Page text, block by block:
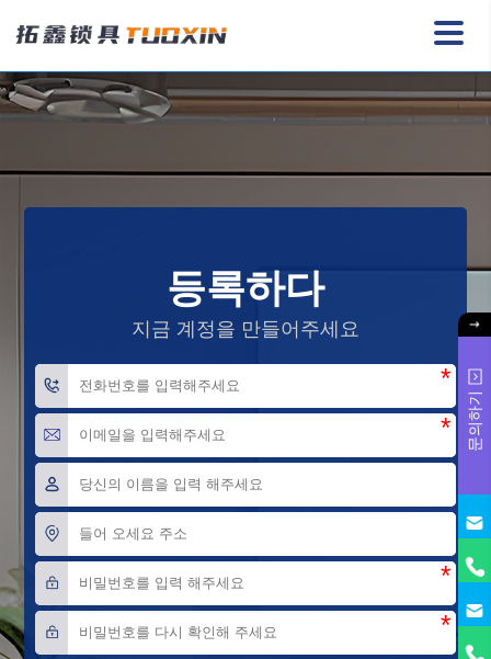
문의하기
등록하다
지금 계정을 만들어주세요
*
*
*
*